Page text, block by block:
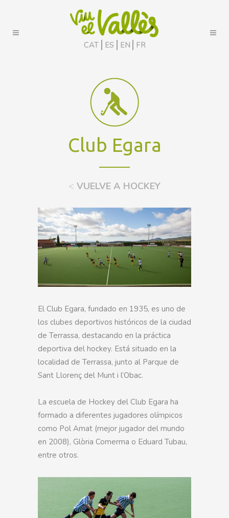
CAT ES EN FR
Club Egara
< VUELVE A HOCKEY
El Club Egara, fundado en 1935, es uno de
los clubes deportivos históricos de la ciudad
de Terrassa, destacando en la práctica
deportiva del hockey. Está situado en la
localidad de Terrassa, junto al Parque de
Sant Llorenç del Munt i l’Obac.
La escuela de Hockey del Club Egara ha
formado a diferentes jugadores olímpicos
como Pol Amat (mejor jugador del mundo
en 2008), Glòria Comerma o Eduard Tubau,
entre otros.